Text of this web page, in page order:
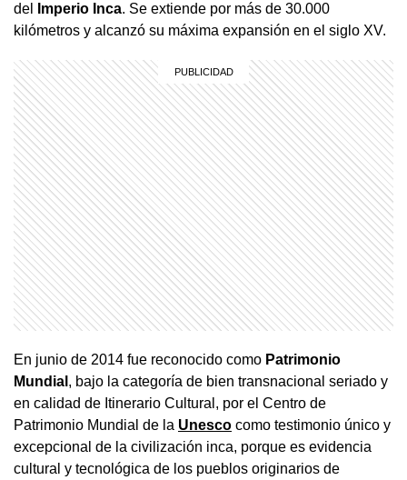
del
Imperio Inca. Se extiende por más de 30.000
kilómetros y alcanzó su máxima expansión en el siglo XV.
En junio de 2014 fue reconocido como Patrimonio
Mundial , bajo la categoría de bien transnacional seriado y
en calidad de Itinerario Cultural, por el Centro de
Patrimonio Mundial de la Unesco como testimonio único y
excepcional de la civilización inca, porque es evidencia
cultural y tecnológica de los pueblos originarios de